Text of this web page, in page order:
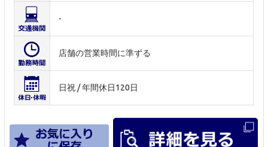
-
店舗の営業時間に準ずる
日祝 / 年間休日120日